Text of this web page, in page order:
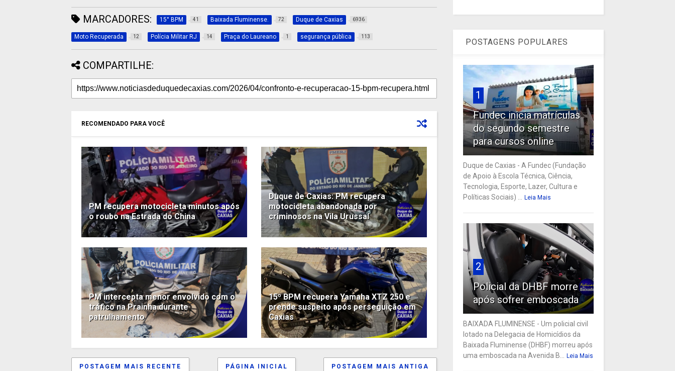
MARCADORES: 15° BPM 41 Baixada Fluminense. 72 Duque de Caxias 6936
Moto Recuperada 12 Polícia Militar RJ 14 Praça do Laureano 1 segurança pública 113
COMPARTILHE:
RECOMENDADO PARA VOCÊ
PM recupera motocicleta minutos após
o roubo na Estrada do China
Duque de Caxias: PM recupera
motocicleta abandonada por
criminosos na Vila Urussaí
PM intercepta menor envolvido com o
tráfico na Prainha durante
patrulhamento
15º BPM recupera Yamaha XTZ 250 e
prende suspeito após perseguição em
Caxias
POSTAGEM MAIS RECENTE POSTAGEM MAIS ANTIGA
PÁGINA INICIAL
POSTAGENS POPULARES
1
Fundec inicia matrículas
do segundo semestre
para cursos online
Duque de Caxias - A Fundec (Fundação
de Apoio à Escola Técnica, Ciência,
Tecnologia, Esporte, Lazer, Cultura e
Políticas Sociais) ...
Leia Mais
2
Policial da DHBF morre
após sofrer emboscada
BAIXADA FLUMINENSE - Um policial civil
lotado na Delegacia de Homicídios da
Baixada Fluminense (DHBF) morreu após
uma emboscada na Avenida B...
Leia Mais